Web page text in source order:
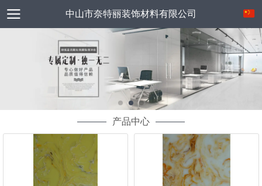
中山市奈特丽装饰材料有限公司
产品中心